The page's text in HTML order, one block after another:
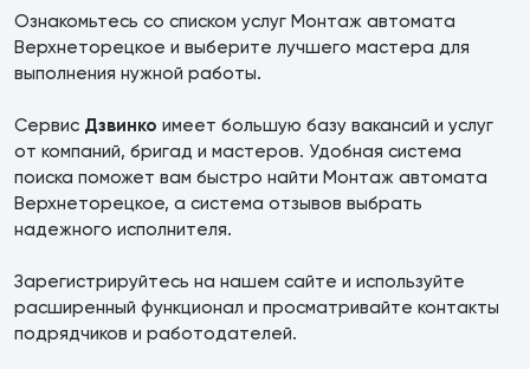
Ознакомьтесь со списком услуг Монтаж автомата
Верхнеторецкое и выберите лучшего мастера для
выполнения нужной работы.
Сервис Дзвинко имеет большую базу вакансий и услуг
от компаний, бригад и мастеров. Удобная система
поиска поможет вам быстро найти Монтаж автомата
Верхнеторецкое, а система отзывов выбрать
надежного исполнителя.
Зарегистрируйтесь на нашем сайте и используйте
расширенный функционал и просматривайте контакты
подрядчиков и работодателей.